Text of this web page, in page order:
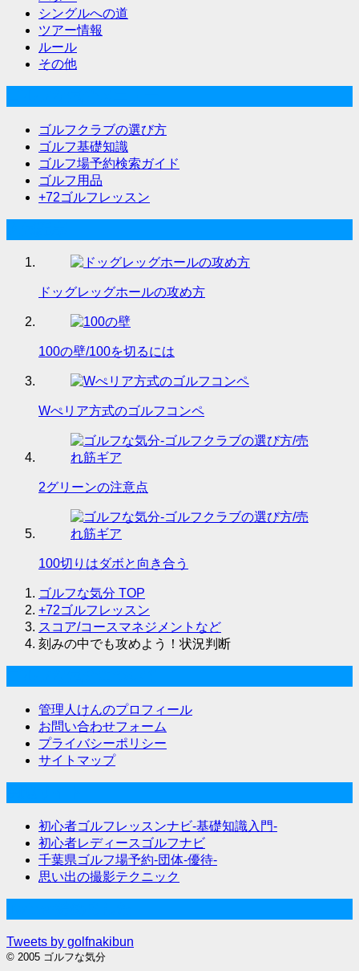
シングルへの道
ツアー情報
ルール
その他
ゴルフクラブの選び方
ゴルフ基礎知識
ゴルフ場予約検索ガイド
ゴルフ用品
+72ゴルフレッスン
ドッグレッグホールの攻め方
100の壁/100を切るには
Wぺリア方式のゴルフコンペ
2グリーンの注意点
100切りはダボと向き合う
ゴルフな気分 TOP
+72ゴルフレッスン
スコア/コースマネジメントなど
刻みの中でも攻めよう！状況判断
管理人けんのプロフィール
お問い合わせフォーム
プライバシーポリシー
サイトマップ
初心者ゴルフレッスンナビ-基礎知識入門-
初心者レディースゴルフナビ
千葉県ゴルフ場予約-団体-優待-
思い出の撮影テクニック
Tweets by golfnakibun
© 2005 ゴルフな気分